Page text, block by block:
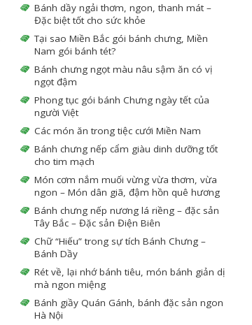
Bánh dầy ngải thơm, ngon, thanh mát –
Đặc biệt tốt cho sức khỏe
Tại sao Miền Bắc gói bánh chưng, Miền
Nam gói bánh tét?
Bánh chưng ngọt màu nâu sậm ăn có vị
ngọt đậm
Phong tục gói bánh Chưng ngày tết của
người Việt
Các món ăn trong tiệc cưới Miền Nam
Bánh chưng nếp cẩm giàu dinh dưỡng tốt
cho tim mạch
Món cơm nắm muối vừng vừa thơm, vừa
ngon – Món dân giã, đậm hồn quê hương
Bánh chưng nếp nương lá riềng – đặc sản
Tây Bắc – Đặc sản Điện Biên
Chữ “Hiếu” trong sự tích Bánh Chưng –
Bánh Dầy
Rét về, lại nhớ bánh tiêu, món bánh giản dị
mà ngon miệng
Bánh giầy Quán Gánh, bánh đặc sản ngon
Hà Nội